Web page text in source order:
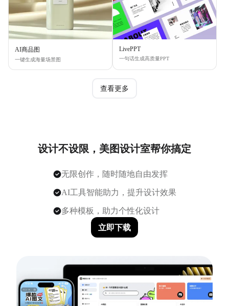
AI商品图
一键生成海量场景图
LivePPT
一句话生成高质量PPT
查看更多
设计不设限，美图设计室帮你搞定
无限创作，随时随地自由发挥
AI工具智能助力，提升设计效果
多种模板，助力个性化设计
立即下载